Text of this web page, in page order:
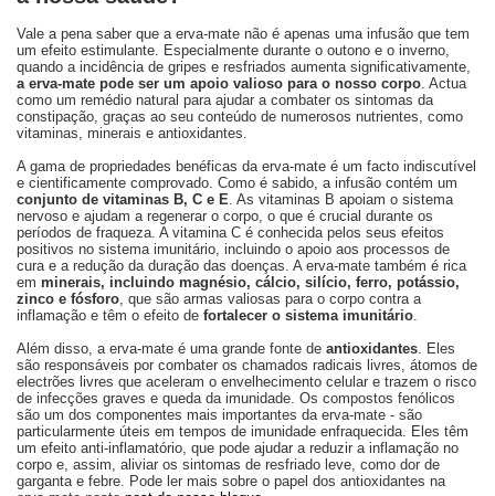
Vale a pena saber que a erva-mate não é apenas uma infusão que tem
um efeito estimulante. Especialmente durante o outono e o inverno,
quando a incidência de gripes e resfriados aumenta significativamente,
a erva-mate pode ser um apoio valioso para o nosso corpo. Actua
como um remédio natural para ajudar a combater os sintomas da
constipação, graças ao seu conteúdo de numerosos nutrientes, como
vitaminas, minerais e antioxidantes.
A gama de propriedades benéficas da erva-mate é um facto indiscutível
e cientificamente comprovado. Como é sabido, a infusão contém um
conjunto de vitaminas B, C e E. As vitaminas B apoiam o sistema
nervoso e ajudam a regenerar o corpo, o que é crucial durante os
períodos de fraqueza. A vitamina C é conhecida pelos seus efeitos
positivos no sistema imunitário, incluindo o apoio aos processos de
cura e a redução da duração das doenças. A erva-mate também é rica
em minerais, incluindo magnésio, cálcio, silício, ferro, potássio,
zinco e fósforo, que são armas valiosas para o corpo contra a
inflamação e têm o efeito de fortalecer o sistema imunitário.
Além disso, a erva-mate é uma grande fonte de antioxidantes. Eles
são responsáveis por combater os chamados radicais livres, átomos de
electrões livres que aceleram o envelhecimento celular e trazem o risco
de infecções graves e queda da imunidade. Os compostos fenólicos
são um dos componentes mais importantes da erva-mate - são
particularmente úteis em tempos de imunidade enfraquecida. Eles têm
um efeito anti-inflamatório, que pode ajudar a reduzir a inflamação no
corpo e, assim, aliviar os sintomas de resfriado leve, como dor de
garganta e febre. Pode ler mais sobre o papel dos antioxidantes na